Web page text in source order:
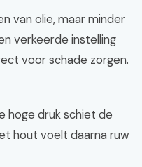
van olie, maar minder
verkeerde instelling
voor schade zorgen.
hoge druk schiet de
hout voelt daarna ruw